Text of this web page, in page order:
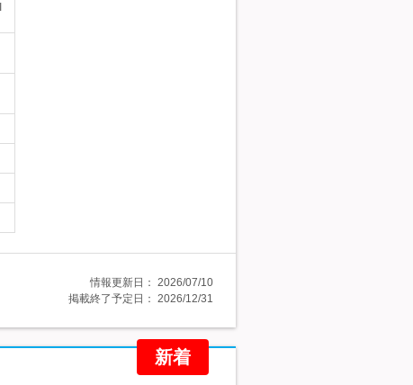
情報更新日： 2026/07/10
掲載終了予定日： 2026/12/31
新着